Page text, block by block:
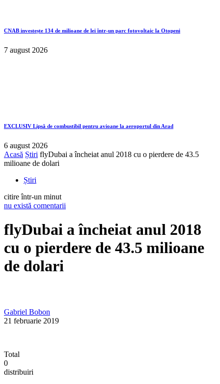
CNAB investește 134 de milioane de lei într-un parc fotovoltaic la Otopeni
7 august 2026
EXCLUSIV Lipsă de combustibil pentru avioane la aeroportul din Arad
6 august 2026
Acasă Știri flyDubai a încheiat anul 2018 cu o pierdere de 43.5
milioane de dolari
Știri
citire într-un minut
nu există comentarii
flyDubai a încheiat anul 2018
cu o pierdere de 43.5 milioane
de dolari
Gabriel Bobon
21 februarie 2019
Total
0
distribuiri